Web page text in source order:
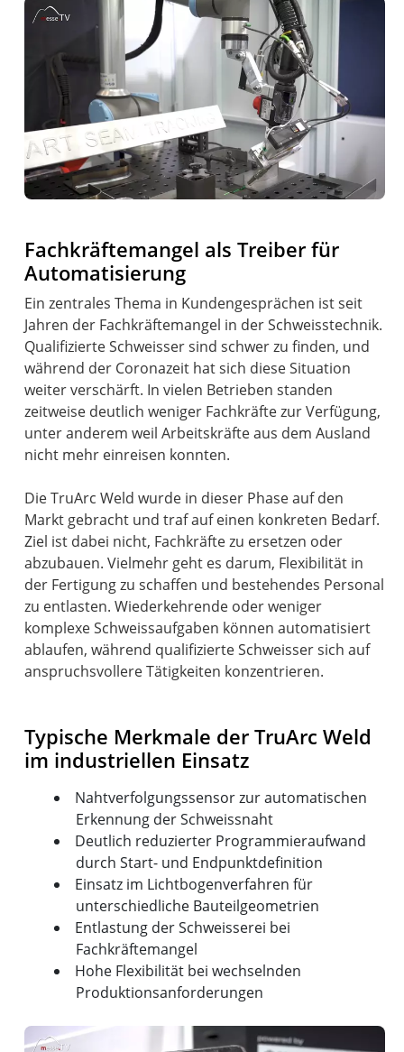
Fachkräftemangel als Treiber für
Automatisierung
Ein zentrales Thema in Kundengesprächen ist seit
Jahren der Fachkräftemangel in der Schweisstechnik.
Qualifizierte Schweisser sind schwer zu finden, und
während der Coronazeit hat sich diese Situation
weiter verschärft. In vielen Betrieben standen
zeitweise deutlich weniger Fachkräfte zur Verfügung,
unter anderem weil Arbeitskräfte aus dem Ausland
nicht mehr einreisen konnten.
Die TruArc Weld wurde in dieser Phase auf den
Markt gebracht und traf auf einen konkreten Bedarf.
Ziel ist dabei nicht, Fachkräfte zu ersetzen oder
abzubauen. Vielmehr geht es darum, Flexibilität in
der Fertigung zu schaffen und bestehendes Personal
zu entlasten. Wiederkehrende oder weniger
komplexe Schweissaufgaben können automatisiert
ablaufen, während qualifizierte Schweisser sich auf
anspruchsvollere Tätigkeiten konzentrieren.
Typische Merkmale der TruArc Weld
im industriellen Einsatz
Nahtverfolgungssensor zur automatischen
Erkennung der Schweissnaht
Deutlich reduzierter Programmieraufwand
durch Start- und Endpunktdefinition
Einsatz im Lichtbogenverfahren für
unterschiedliche Bauteilgeometrien
Entlastung der Schweisserei bei
Fachkräftemangel
Hohe Flexibilität bei wechselnden
Produktionsanforderungen